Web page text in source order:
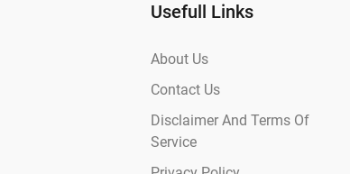
Usefull Links
About Us
Contact Us
Disclaimer And Terms Of
Service